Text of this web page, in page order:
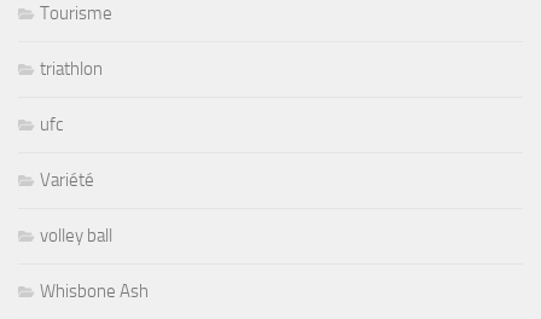
Tourisme
triathlon
ufc
Variété
volley ball
Whisbone Ash